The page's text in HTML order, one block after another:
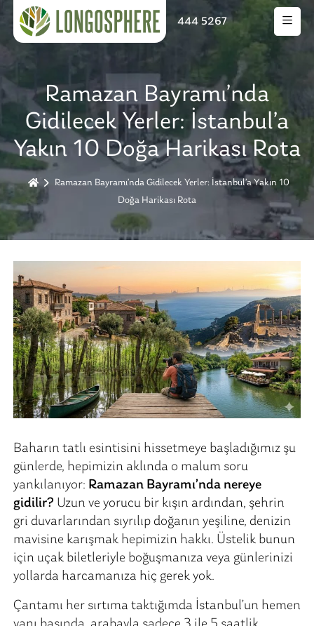
444 5267
Ramazan Bayramı’nda
Gidilecek Yerler: İstanbul’a
Yakın 10 Doğa Harikası Rota
Ramazan Bayramı’nda Gidilecek Yerler: İstanbul’a Yakın 10
Doğa Harikası Rota
Baharın tatlı esintisini hissetmeye başladığımız şu
günlerde, hepimizin aklında o malum soru
yankılanıyor: Ramazan Bayramı’nda nereye
gidilir? Uzun ve yorucu bir kışın ardından, şehrin
gri duvarlarından sıyrılıp doğanın yeşiline, denizin
mavisine karışmak hepimizin hakkı. Üstelik bunun
için uçak biletleriyle boğuşmanıza veya günlerinizi
yollarda harcamanıza hiç gerek yok.
Çantamı her sırtıma taktığımda İstanbul’un hemen